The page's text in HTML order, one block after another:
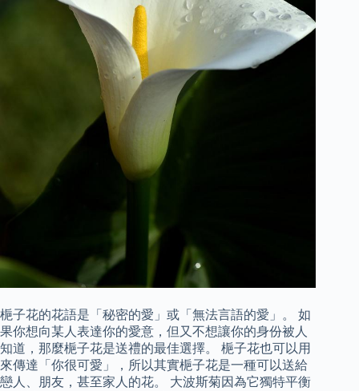
梔子花的花語是「秘密的愛」或「無法言語的愛」。 如
果你想向某人表達你的愛意，但又不想讓你的身份被人
知道，那麼梔子花是送禮的最佳選擇。 梔子花也可以用
來傳達「你很可愛」，所以其實梔子花是一種可以送給
戀人、朋友，甚至家人的花。 大波斯菊因為它獨特平衡